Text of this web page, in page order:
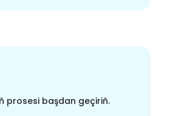
prosesi başdan geçiriň.